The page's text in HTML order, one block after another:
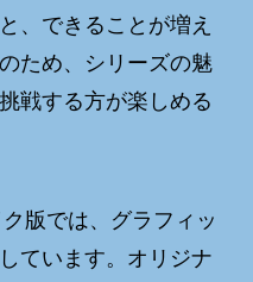
、できることが増え
ため、シリーズの魅
戦する方が楽しめる
版では、グラフィッ
ています。オリジナ